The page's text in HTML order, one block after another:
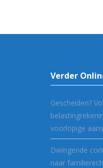
Verder
Gescheiden?
voorlopige
Dwingende
naar